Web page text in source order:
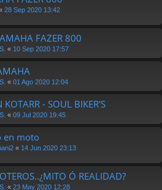
28 Sep 2020 13:42
FAZER 800
« 10 Sep 2020 17:57
« 01 Ago 2020 12:04
- SOUL BIKER'S
« 09 Jul 2020 19:45
en moto
« 14 Jun 2020 23:13
Ó REALIDAD?
« 23 May 2020 12:28